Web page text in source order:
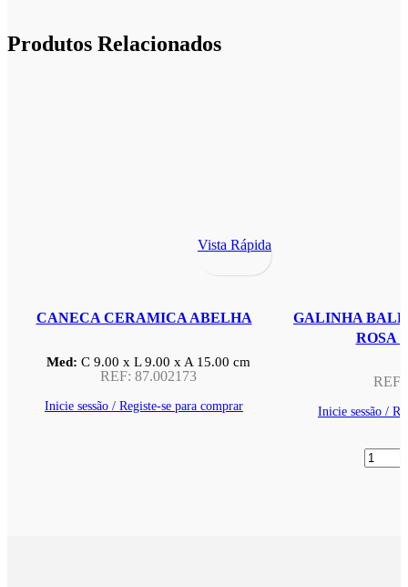
Produtos Relacionados
Vista Rápida
CANECA CERAMICA ABELHA
Med: C 9.00 x L9.00 xA 15.00 cm
REF: 87.002173
Inicie sessão / Registe-se para comprar
GALINHA
ROSA
REF:
Inicie sessão /